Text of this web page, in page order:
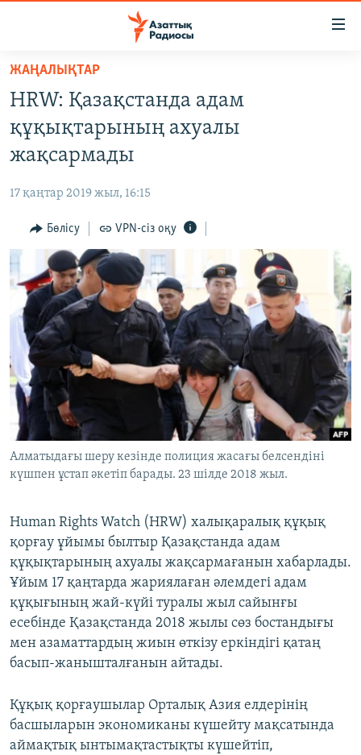
Skip
main
content
Skip
to
main
Navigation
to
Search
AZATTYQTV
АДАМ ҚҰҚЫҚТАРЫ
ӘЛЕУМЕТ
ӘЛЕМ
АРНАЙЫ ЖОБАЛАР
Русский
ЖАЗЫЛЫҢЫЗ
Басқа тілдерде
ЖАҢАЛЫҚТАР
HRW: Қазақстанда адам
құқықтарының ахуалы
жақсармады
17 қаңтар 2019 жыл, 16:15
Бөлісу VPN-сіз оқу
Алматыдағы шеру кезінде полиция жасағы белсендіні
күшпен ұстап әкетіп барады. 23 шілде 2018 жыл.
Human Rights Watch (HRW) халықаралық құқық
қорғау ұйымы былтыр Қазақстанда адам
құқықтарының ахуалы жақсармағанын хабарлады.
Ұйым 17 қаңтарда жариялаған әлемдегі адам
құқығының жай-күйі туралы жыл сайынғы
есебінде Қазақстанда 2018 жылы сөз бостандығы
мен азаматтардың жиын өткізу еркіндігі қатаң
басып-жанышталғанын айтады.
Құқық қорғаушылар Орталық Азия елдерінің
басшыларын экономиканы күшейту мақсатында
аймақтық ынтымақтастықты күшейтіп,